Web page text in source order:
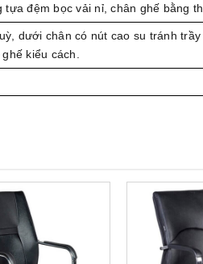
tựa đệm bọc vải nỉ, chân ghế bằng
dưới chân có nút cao su tránh
kiểu cách.